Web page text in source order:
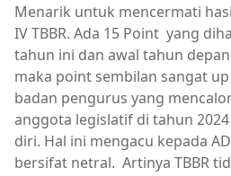
Menarik untuk mencermati
IV TBBR. Ada 15 Point yang
tahun ini dan awal tahun
maka point sembilan sangat
badan pengurus yang
anggota legislatif di tahun
diri. Hal ini mengacu kepada
bersifat netral. Artinya TBBR